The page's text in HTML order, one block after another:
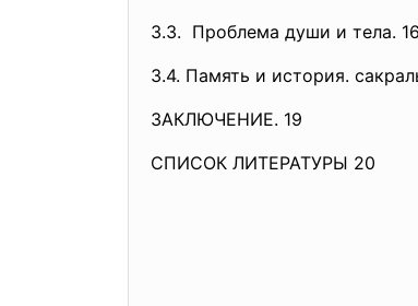
3.3. Проблема души и тела. 16
3.4. Память и история.
ЗАКЛЮЧЕНИЕ. 19
СПИСОК ЛИТЕРАТУРЫ 20